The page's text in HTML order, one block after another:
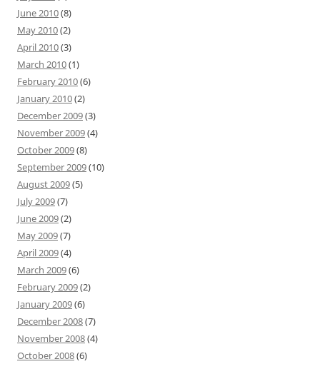
June 2010(8)
May 2010(2)
April 2010(3)
March 2010(1)
February 2010(6)
January 2010(2)
December 2009(3)
November 2009(4)
October 2009(8)
September 2009(10)
August 2009(5)
July 2009(7)
June 2009(2)
May 2009(7)
April 2009(4)
March 2009(6)
February 2009(2)
January 2009(6)
December 2008(7)
November 2008(4)
October 2008(6)